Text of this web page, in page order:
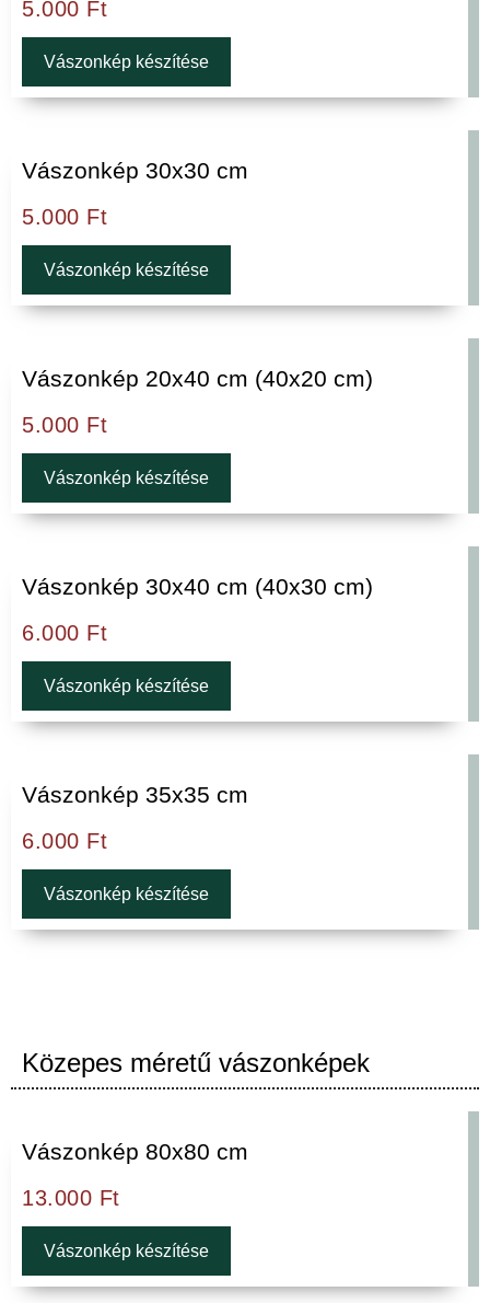
5.000 Ft
Vászonkép készítése
Vászonkép 30x30 cm
5.000 Ft
Vászonkép készítése
Vászonkép 20x40 cm (40x20 cm)
5.000 Ft
Vászonkép készítése
Vászonkép 30x40 cm (40x30 cm)
6.000 Ft
Vászonkép készítése
Vászonkép 35x35 cm
6.000 Ft
Vászonkép készítése
Közepes méretű vászonképek
Vászonkép 80x80 cm
13.000 Ft
Vászonkép készítése